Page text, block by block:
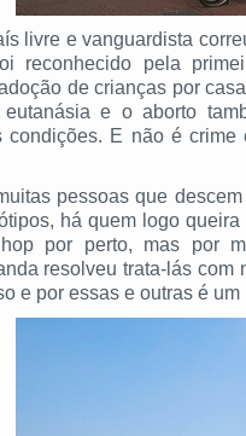
livre e vanguardista
reconhecido pela
de crianças por
e o aborto
condições. E não é
pessoas que
há quem logo
por perto, mas por
resolveu trata-lás
e por essas e outras é